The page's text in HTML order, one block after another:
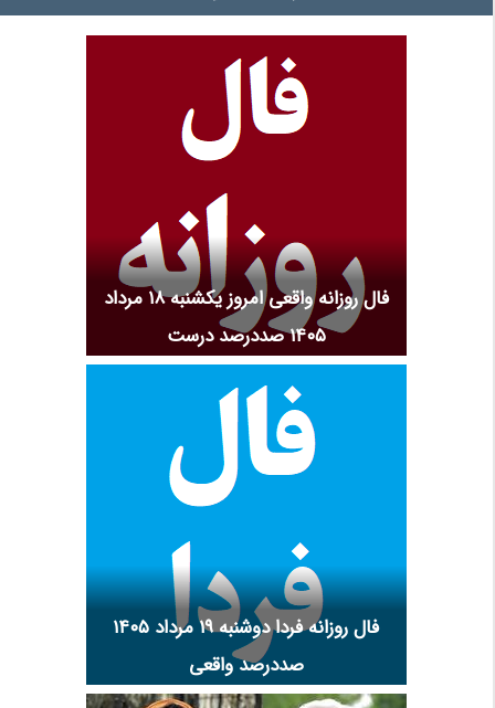
فال روزانه واقعی امروز یکشنبه ۱۸ مرداد
۱۴۰۵ صددرصد درست
فال روزانه فردا دوشنبه ۱۹ مرداد ۱۴۰۵
صددرصد واقعی